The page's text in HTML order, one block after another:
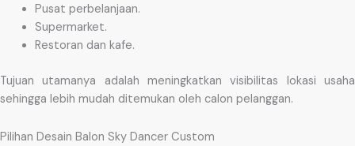
Pusat perbelanjaan.
Supermarket.
Restoran dan kafe.
Tujuan utamanya adalah meningkatkan visibilitas lokasi usaha
sehingga lebih mudah ditemukan oleh calon pelanggan.
Pilihan Desain Balon Sky Dancer Custom